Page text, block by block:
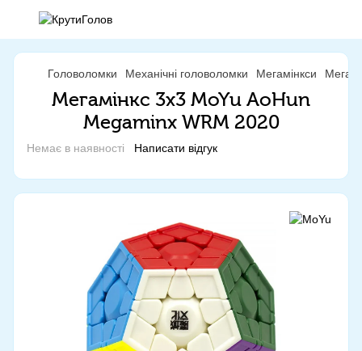
Головоломки Механічні головоломки Мегамінкси
Мегамінкс 3x3 MoYu AoHun
Megaminx WRM 2020
Немає в наявності Написати відгук